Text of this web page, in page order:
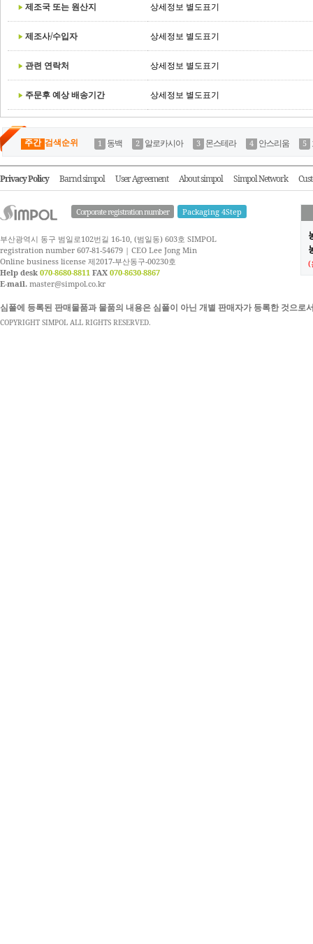
제조국 또는 원산지 상세정보 별도표기
제조사/수입자 상세정보 별도표기
관련 연락처 상세정보 별도표기
주문후 예상 배송기간 상세정보 별도표기
주간 검색순위 동백 알로카시아 몬스테라 안스리움
Privacy Policy Barnd simpol User Agreement About simpol Simpol Network
Corporate registration number Packaging 4Step
부산광역시 동구 범일로102번길 16-10, (범일동) 603호 SIMPOL
registration number 607-81-54679 | CEO Lee Jong Min
Online business license 제2017-부산동구-00230호
Help desk 070-8680-8811 FAX 070-8630-8867
E-mail. master@simpol.co.kr
(
심폴에 등록된 판매물품과 물품의 내용은 심폴이 아닌 개별 판매자가 등록한 것으
COPYRIGHT SIMPOL ALL RIGHTS RESERVED.